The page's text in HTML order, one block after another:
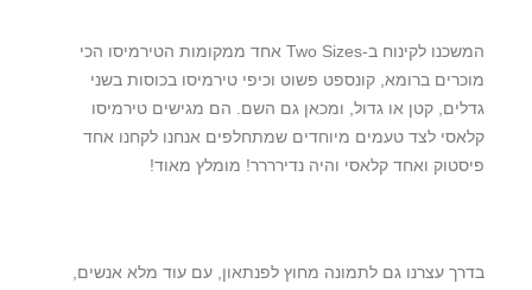
המשכנו לקינוח ב-Two Sizes אחד ממקומות הטירמיסו הכי
מוכרים ברומא, קונספט פשוט וכיפי טירמיסו בכוסות בשני
גדלים, קטן או גדול, ומכאן גם השם. הם מגישים טירמיסו
קלאסי לצד טעמים מיוחדים שמתחלפים אנחנו לקחנו אחד
פיסטוק ואחד קלאסי והיה נדירררר! מומלץ מאוד!
בדרך עצרנו גם לתמונה מחוץ לפנתאון, עם עוד מלא אנשים,